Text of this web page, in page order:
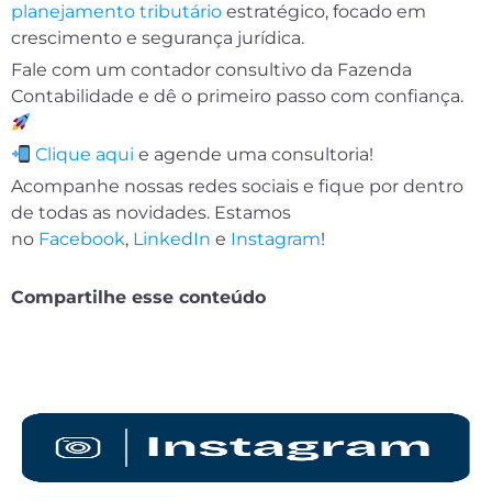
planejamento tributário estratégico, focado em
crescimento e segurança jurídica.
Fale com um contador consultivo da Fazenda
Contabilidade e dê o primeiro passo com confiança.
Clique aqui e agende uma consultoria!
Acompanhe nossas redes sociais e fique por dentro
de todas as novidades. Estamos
no Facebook, LinkedIn e Instagram!
Compartilhe esse conteúdo